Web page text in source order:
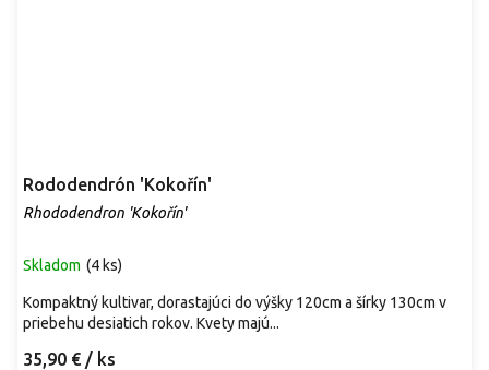
Rododendrón 'Kokořín'
Rhododendron 'Kokořín'
Skladom (4 ks)
35,90 € / ks
Kompaktný kultivar, dorastajúci do výšky 120cm a šírky 130cm v
priebehu desiatich rokov. Kvety majú...